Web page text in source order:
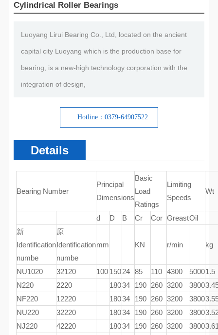
Cylindrical Roller Bearings
Luoyang Lirui Bearing Co., Ltd, located on the ancient
capital city Luoyang which is the production base for
bearing, is a new-high technology corporation with the
integration of design,
Hotline：0379-64907522
Details
Bearing Number
Principal
Dimensions
Basic
Load
Ratings
Limiting
Speeds
Wt
d D B Cr Cor GreastOil
新
Identification
numbe
原
Identification
numbe
mm KN r/min kg
NU1020 32120 100 15024 85 110 4300 50001.5
N220
2220 18034 190 260 3200 3800
NF220
12220 18034 190 260 3200 3800
NU220
32220 18034 190 260 3200 3800
NJ220
42220 18034 190 260 3200 3800